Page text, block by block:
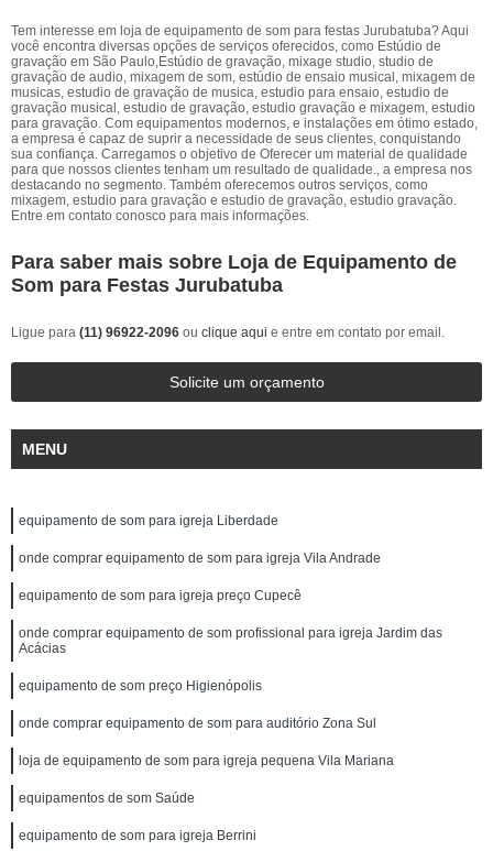
Tem interesse em loja de equipamento de som para festas Jurubatuba? Aqui
você encontra diversas opções de serviços oferecidos, como Estúdio de
gravação em São Paulo,Estúdio de gravação, mixage studio, studio de
gravação de audio, mixagem de som, estúdio de ensaio musical, mixagem de
musicas, estudio de gravação de musica, estudio para ensaio, estudio de
gravação musical, estudio de gravação, estudio gravação e mixagem, estudio
para gravação. Com equipamentos modernos, e instalações em ótimo estado,
a empresa é capaz de suprir a necessidade de seus clientes, conquistando
sua confiança. Carregamos o objetivo de Oferecer um material de qualidade
para que nossos clientes tenham um resultado de qualidade., a empresa nos
destacando no segmento. Também oferecemos outros serviços, como
mixagem, estudio para gravação e estudio de gravação, estudio gravação.
Entre em contato conosco para mais informações.
Para saber mais sobre Loja de Equipamento de
Som para Festas Jurubatuba
Ligue para (11) 96922-2096 ou clique aqui e entre em contato por email.
Solicite um orçamento
MENU
equipamento de som para igreja Liberdade
onde comprar equipamento de som para igreja Vila Andrade
equipamento de som para igreja preço Cupecê
onde comprar equipamento de som profissional para igreja Jardim das
Acácias
equipamento de som preço Higienópolis
onde comprar equipamento de som para auditório Zona Sul
loja de equipamento de som para igreja pequena Vila Mariana
equipamentos de som Saúde
equipamento de som para igreja Berrini